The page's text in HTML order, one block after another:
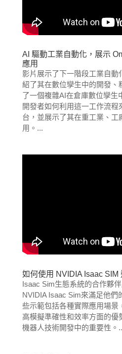
AI 驅動工業自動化，展示
應用
影片展示了下一階段工業自動
紹了其在數位孿生中的開發、
了一個複雜AI在倉庫數位孿生
開發者如何利用這一工作流程
台，並展示了其在重工業、工
用。...
如何使用 NVIDIA Isaac SIM
Isaac Sim生態系統的合作夥
NVIDIA Isaac Sim來滿足他們
些示範包括各種實際應用場景
高模擬準確性和效率方面的優
機器人技術開發中的重要性。